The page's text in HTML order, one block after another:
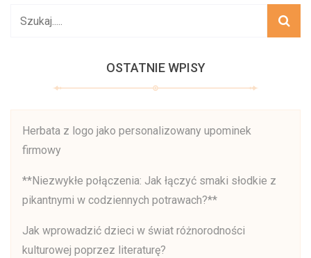
OSTATNIE WPISY
Herbata z logo jako personalizowany upominek
firmowy
**Niezwykłe połączenia: Jak łączyć smaki słodkie z
pikantnymi w codziennych potrawach?**
Jak wprowadzić dzieci w świat różnorodności
kulturowej poprzez literaturę?